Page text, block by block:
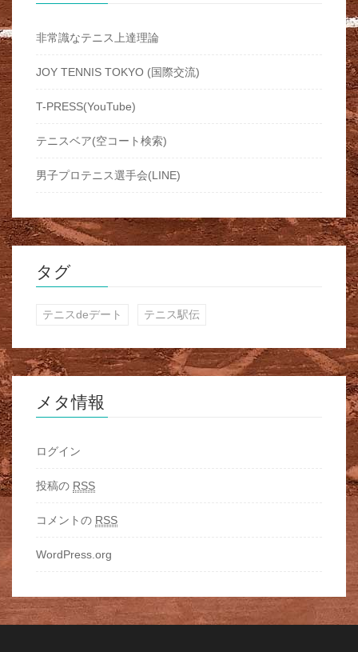
非常識なテニス上達理論
JOY TENNIS TOKYO (国際交流)
T-PRESS(YouTube)
テニスベア(空コート検索)
男子プロテニス選手会(LINE)
タグ
テニスdeデート テニス駅伝
メタ情報
ログイン
投稿の RSS
コメントの RSS
WordPress.org